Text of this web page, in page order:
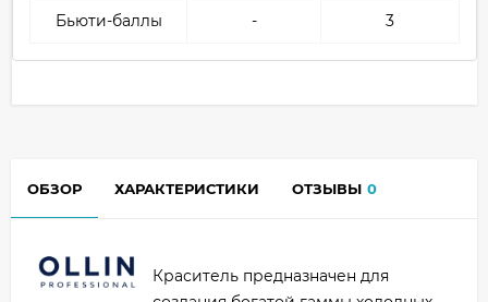
Бьюти-баллы - 3
ОБЗОР ХАРАКТЕРИСТИКИ ОТЗЫВЫ 0
Краситель предназначен для